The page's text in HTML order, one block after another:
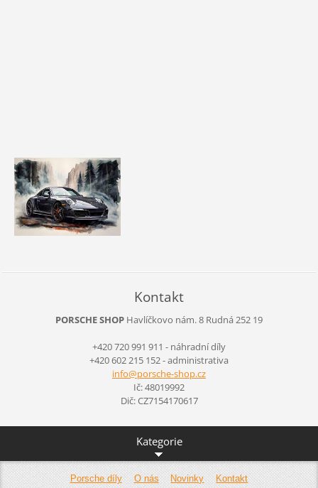
Kontakt
PORSCHE SHOP Havlíčkovo nám. 8 Rudná 252 19
+420 720 991 911 - náhradní díly
+420 602 215 152 - administrativa
info@porsche-shop.cz
Ič: 48019992
Dič: CZ7154170617
Kategorie
Porsche díly O nás Novinky Kontakt